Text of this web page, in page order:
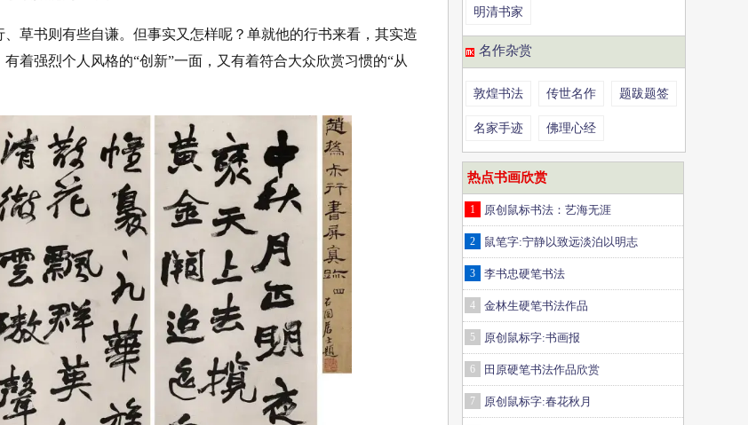
草书则有些自谦。但事实又怎样呢？单就他的行书来看，其实造
着强烈个人风格的“创新”一面，又有着符合大众欣赏习惯的“从
明清书家
名作杂赏
敦煌书法 传世名作 题跋题签
名家手迹 佛理心经
热点书画欣赏
1 原创鼠标书法：艺海无涯
2 鼠笔字:宁静以致远淡泊以明志
3 李书忠硬笔书法
4 金林生硬笔书法作品
5 原创鼠标字:书画报
6 田原硬笔书法作品欣赏
7 原创鼠标字:春花秋月